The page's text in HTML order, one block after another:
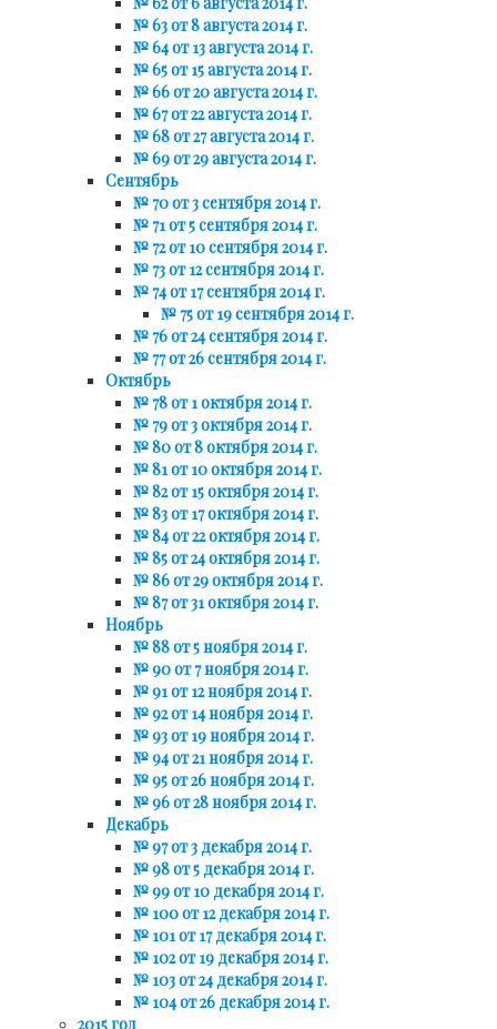
№ 63 от 8 августа 2014 г.
№ 64 от 13 августа 2014 г.
№ 65 от 15 августа 2014 г.
№ 66 от 20 августа 2014 г.
№ 67 от 22 августа 2014 г.
№ 68 от 27 августа 2014 г.
№ 69 от 29 августа 2014 г.
Сентябрь
№ 70 от 3 сентября 2014 г.
№ 71 от 5 сентября 2014 г.
№ 72 от 10 сентября 2014 г.
№ 73 от 12 сентября 2014 г.
№ 74 от 17 сентября 2014 г.
№ 75 от 19 сентября 2014 г.
№ 76 от 24 сентября 2014 г.
№ 77 от 26 сентября 2014 г.
Октябрь
№ 78 от 1 октября 2014 г.
№ 79 от 3 октября 2014 г.
№ 80 от 8 октября 2014 г.
№ 81 от 10 октября 2014 г.
№ 82 от 15 октября 2014 г.
№ 83 от 17 октября 2014 г.
№ 84 от 22 октября 2014 г.
№ 85 от 24 октября 2014 г.
№ 86 от 29 октября 2014 г.
№ 87 от 31 октября 2014 г.
Ноябрь
№ 88 от 5 ноября 2014 г.
№ 90 от 7 ноября 2014 г.
№ 91 от 12 ноября 2014 г.
№ 92 от 14 ноября 2014 г.
№ 93 от 19 ноября 2014 г.
№ 94 от 21 ноября 2014 г.
№ 95 от 26 ноября 2014 г.
№ 96 от 28 ноября 2014 г.
Декабрь
№ 97 от 3 декабря 2014 г.
№ 98 от 5 декабря 2014 г.
№ 99 от 10 декабря 2014 г.
№ 100 от 12 декабря 2014 г.
№ 101 от 17 декабря 2014 г.
№ 102 от 19 декабря 2014 г.
№ 103 от 24 декабря 2014 г.
№ 104 от 26 декабря 2014 г.
2015 год